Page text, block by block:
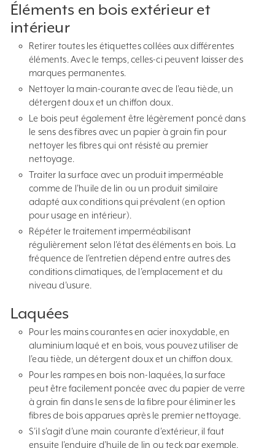
Éléments en bois extérieur et
intérieur
Retirer toutes les étiquettes collées aux différentes
éléments. Avec le temps, celles-ci peuvent laisser des
marques permanentes.
Nettoyer la main-courante avec de l’eau tiède, un
détergent doux et un chiffon doux.
Le bois peut également être légèrement poncé dans
le sens des fibres avec un papier à grain fin pour
nettoyer les fibres qui ont résisté au premier
nettoyage.
Traiter la surface avec un produit imperméable
comme de l’huile de lin ou un produit similaire
adapté aux conditions qui prévalent (en option
pour usage en intérieur).
Répéter le traitement imperméabilisant
régulièrement selon l’état des éléments en bois. La
fréquence de l’entretien dépend entre autres des
conditions climatiques, de l’emplacement et du
niveau d’usure.
Laquées
Pour les mains courantes en acier inoxydable, en
aluminium laqué et en bois, vous pouvez utiliser de
l’eau tiède, un détergent doux et un chiffon doux.
Pour les rampes en bois non-laquées, la surface
peut être facilement poncée avec du papier de verre
à grain fin dans le sens de la fibre pour éliminer les
fibres de bois apparues après le premier nettoyage.
S’il s’agit d’une main courante d’extérieur, il faut
ensuite l’enduire d’huile de lin ou teck par exemple.